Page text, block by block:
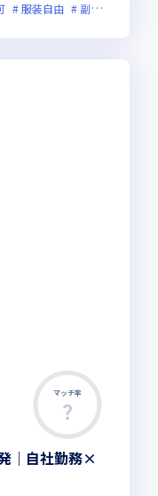
服装自由 副業可
マッチ率
｜自社勤務×